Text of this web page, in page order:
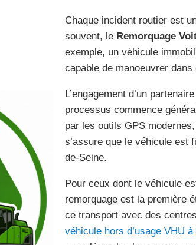
Chaque incident routier est
souvent, le Remorquage
exemple, un véhicule
capable de manoeuvrer
L’engagement d’un
processus commence
par les outils GPS
s’assure que le véhicule est
de-Seine.
Pour ceux dont le véhicule
remorquage est la première
ce transport avec des
véhicule hors d’usage VHU